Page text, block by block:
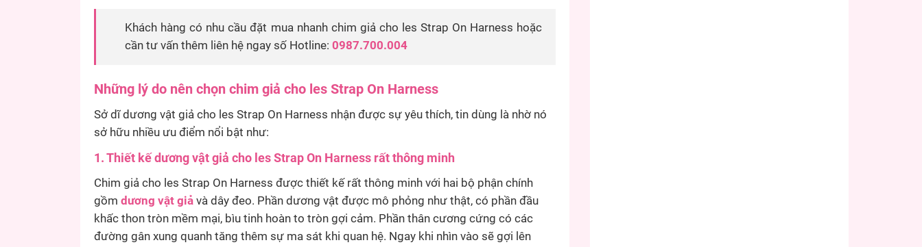
Khách hàng có nhu cầu đặt mua nhanh chim giả cho les Strap On Harness hoặc
cần tư vấn thêm liên hệ ngay số Hotline: 0987.700.004
Những lý do nên chọn chim giả cho les Strap On Harness
Sở dĩ dương vật giả cho les Strap On Harness nhận được sự yêu thích, tin dùng là nhờ nó
sở hữu nhiều ưu điểm nổi bật như:
1. Thiết kế dương vật giả cho les Strap On Harness rất thông minh
Chim giả cho les Strap On Harness được thiết kế rất thông minh với hai bộ phận chính
gồm dương vật giả và dây đeo. Phần dương vật được mô phỏng như thật, có phần đầu
khấc thon tròn mềm mại, bìu tinh hoàn to tròn gợi cảm. Phần thân cương cứng có các
đường gân xung quanh tăng thêm sự ma sát khi quan hệ. Ngay khi nhìn vào sẽ gợi lên